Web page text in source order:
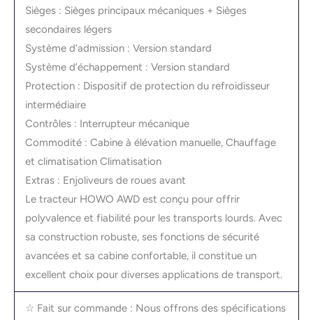
Sièges : Sièges principaux mécaniques + Sièges
secondaires légers
Système d’admission : Version standard
Système d’échappement : Version standard
Protection : Dispositif de protection du refroidisseur
intermédiaire
Contrôles : Interrupteur mécanique
Commodité : Cabine à élévation manuelle, Chauffage
et climatisation Climatisation
Extras : Enjoliveurs de roues avant
Le tracteur HOWO AWD est conçu pour offrir
polyvalence et fiabilité pour les transports lourds. Avec
sa construction robuste, ses fonctions de sécurité
avancées et sa cabine confortable, il constitue un
excellent choix pour diverses applications de transport.
☆ Fait sur commande : Nous offrons des spécifications